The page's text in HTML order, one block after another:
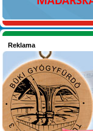
Reklama
Seznamete se - Maďarsko